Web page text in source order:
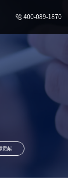
400-089-1870
贡献